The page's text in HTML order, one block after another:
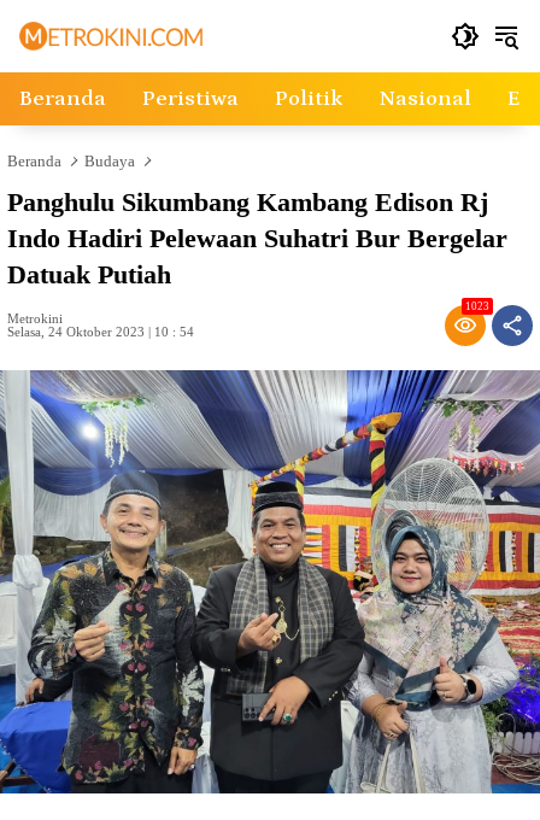
Beranda Peristiwa Politik Nasional
Beranda Budaya
Panghulu Sikumbang Kambang Edison Rj
Indo Hadiri Pelewaan Suhatri Bur Bergelar
Datuak Putiah
Metrokini
Selasa, 24 Oktober 2023 | 10 : 54
1023